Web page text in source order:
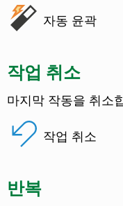
자동 윤곽
작업 취소
마지막 작동을 취소
작업 취소
반복